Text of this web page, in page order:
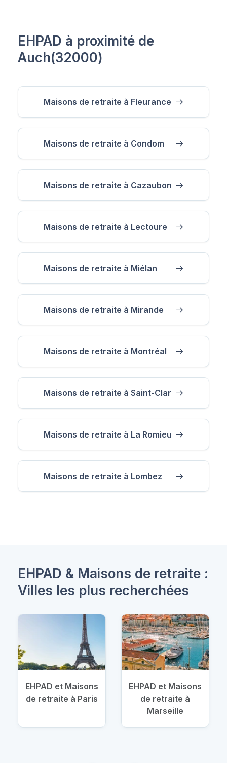
EHPAD à proximité de
Auch(32000)
Maisons de retraite à Fleurance
Maisons de retraite à Condom
Maisons de retraite à Cazaubon
Maisons de retraite à Lectoure
Maisons de retraite à Miélan
Maisons de retraite à Mirande
Maisons de retraite à Montréal
Maisons de retraite à Saint-Clar
Maisons de retraite à La Romieu
Maisons de retraite à Lombez
EHPAD & Maisons de retraite :
Villes les plus recherchées
EHPAD et Maisons
de retraite à Paris
EHPAD et Maisons
de retraite à
Marseille